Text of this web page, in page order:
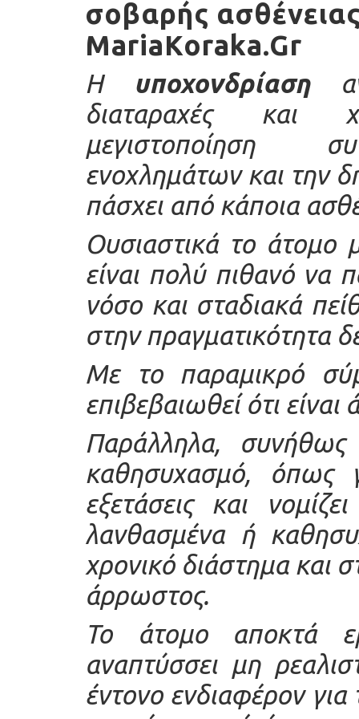
σοβαρής
MariaKoraka.Gr
Η υποχονδρίαση
διαταραχές και
μεγιστοποίηση
ενοχλημάτων και την
πάσχει από κάποια
Ουσιαστικά το άτομο
είναι πολύ πιθανό να
νόσο και σταδιακά
στην πραγματικότητα
Με το παραμικρό
επιβεβαιωθεί ότι
Παράλληλα, συνήθως
καθησυχασμό, όπως
εξετάσεις και
λανθασμένα ή
χρονικό διάστημα και
άρρωστος.
Το άτομο αποκτά
αναπτύσσει μη
έντονο ενδιαφέρον για